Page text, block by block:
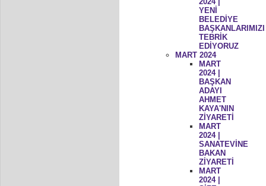
YENİ
BELEDİYE
BAŞKANLARIMIZI
TEBRİK
EDİYORUZ
MART 2024
MART
2024 |
BAŞKAN
ADAYI
AHMET
KAYA'NIN
ZİYARETİ
MART
2024 |
SANATEVİNE
BAKAN
ZİYARETİ
MART
2024 |